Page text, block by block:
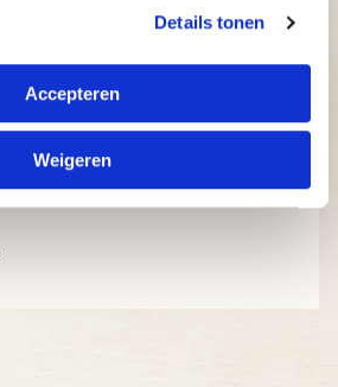
Details tonen
Accepteren
Weigeren